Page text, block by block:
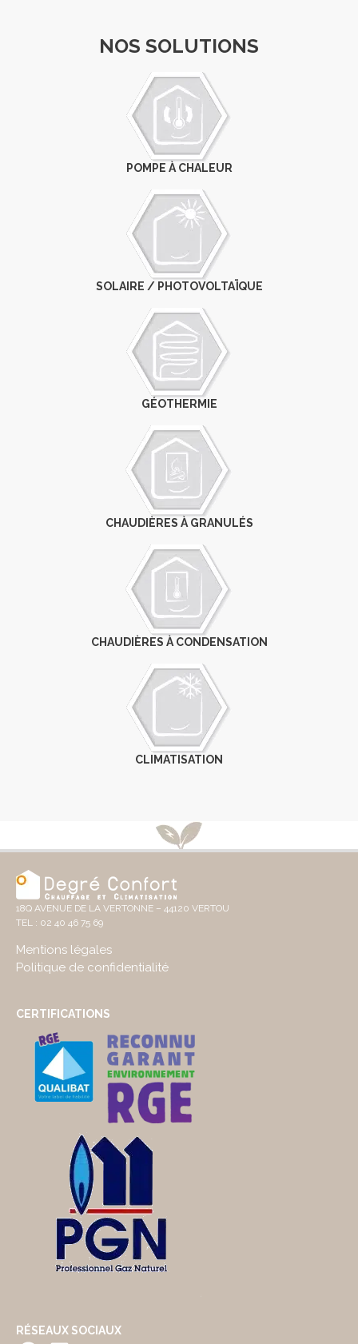
NOS SOLUTIONS
POMPE À CHALEUR
SOLAIRE / PHOTOVOLTAÏQUE
GÉOTHERMIE
CHAUDIÈRES À GRANULÉS
CHAUDIÈRES À CONDENSATION
CLIMATISATION
18Q AVENUE DE LA VERTONNE – 44120 VERTOU
TEL : 02 40 46 75 69
Mentions légales
Politique de confidentialité
CERTIFICATIONS
RÉSEAUX SOCIAUX